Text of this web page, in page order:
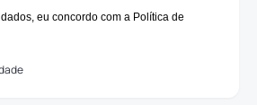
eu concordo com a Política de